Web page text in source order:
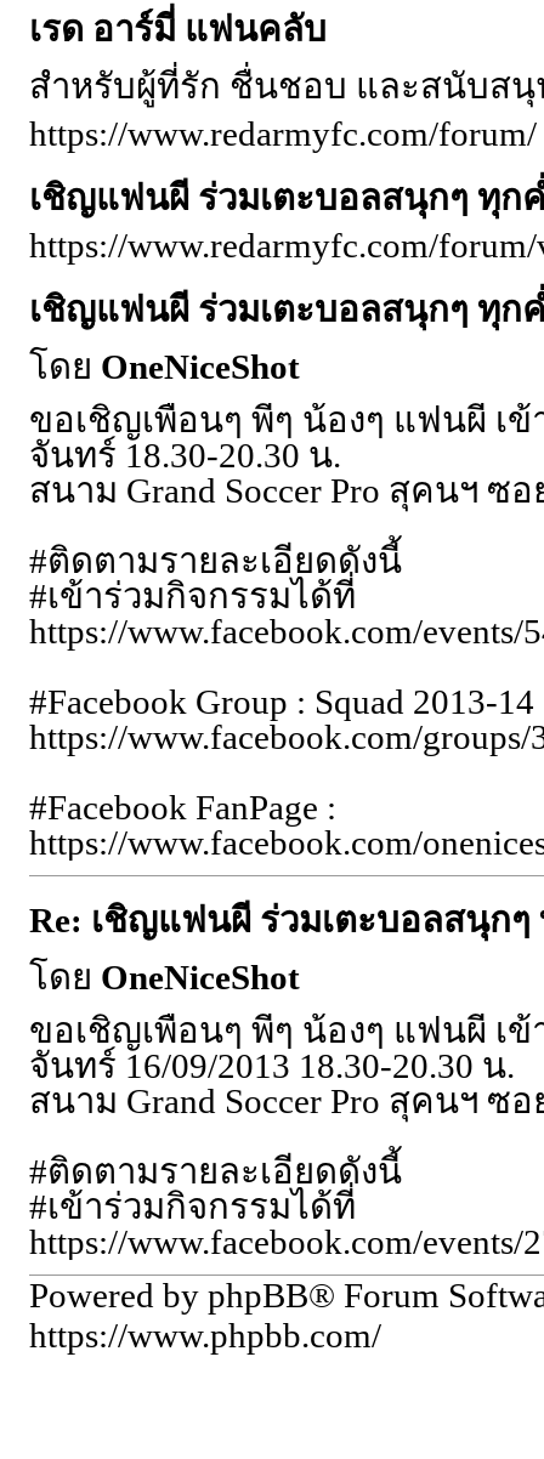
เรด อาร์มี่ แฟนคลับ
สำหรับผู้ที่รัก ชื่นชอบ และสนับสนุน
https://www.redarmyfc.com/forum/
เชิญแฟนผี ร่วมเตะบอลสนุกๆ ทุก
https://www.redarmyfc.com/
เชิญแฟนผี ร่วมเตะบอลสนุกๆ ทุก
โดย OneNiceShot
ขอเชิญเพื่อนๆ พี่ๆ น้องๆ แฟนผี เ
จันทร์ 18.30-20.30 น.
สนาม Grand Soccer Pro สุคนฯ ซ
#ติดตามรายละเอียดดังนี้
#เข้าร่วมกิจกรรมได้ที่
https://www.facebook.com/events/
#Facebook Group : Squad 2013-14
https://www.facebook.com/
#Facebook FanPage :
https://www.facebook.com/
Re: เชิญแฟนผี ร่วมเตะบอลสนุก
โดย OneNiceShot
ขอเชิญเพื่อนๆ พี่ๆ น้องๆ แฟนผี เ
จันทร์ 16/09/2013 18.30-20.30 น.
สนาม Grand Soccer Pro สุคนฯ ซ
#ติดตามรายละเอียดดังนี้
#เข้าร่วมกิจกรรมได้ที่
https://www.facebook.com/events/
Powered by phpBB® Forum
https://www.phpbb.com/